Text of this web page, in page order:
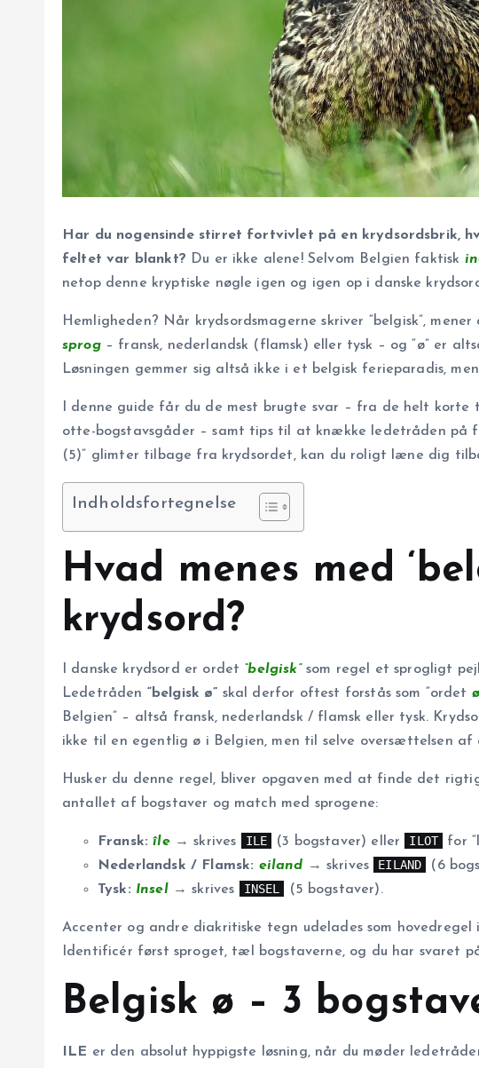
Har du nogensinde stirret fortvivlet på en krydsordsbrik,
feltet var blankt? Du er ikke alene! Selvom Belgien faktisk
netop denne kryptiske nøgle igen og igen op i danske
Hemligheden? Når krydsordsmagerne skriver “belgisk”, mener
sprog– fransk, nederlandsk (flamsk) eller tysk – og “ø” er
Løsningen gemmer sig altså ikke i et belgisk ferieparadis,
I denne guide får du de mest brugte svar – fra de helt korte
otte-bogstavsgåder – samt tips til at knække ledetråden på
(5)” glimter tilbage fra krydsordet, kan du roligt læne dig
Indholdsfortegnelse
Hvad menes med
krydsord?
I danske krydsord er ordet “belgisk”som regel et sprogligt
Ledetråden “belgisk ø” skal derfor oftest forstås som “ordet ø
Belgien” – altså fransk, nederlandsk / flamsk eller tysk.
ikke til en egentlig ø i Belgien, men til selve oversættelsen af
Husker du denne regel, bliver opgaven med at finde det
antallet af bogstaver og match med sprogene:
Fransk: île→ skrives ILE (3 bogstaver) eller ILOT
for
Nederlandsk / Flamsk: eiland → skrives EILAND
(6
Tysk: Insel→ skrives INSEL (5 bogstaver).
Accenter og andre diakritiske tegn udelades som hovedregel
Identificér først sproget, tæl bogstaverne, og du har svaret på
Belgisk ø – 3
ILE er den absolut hyppigste løsning, når du møder